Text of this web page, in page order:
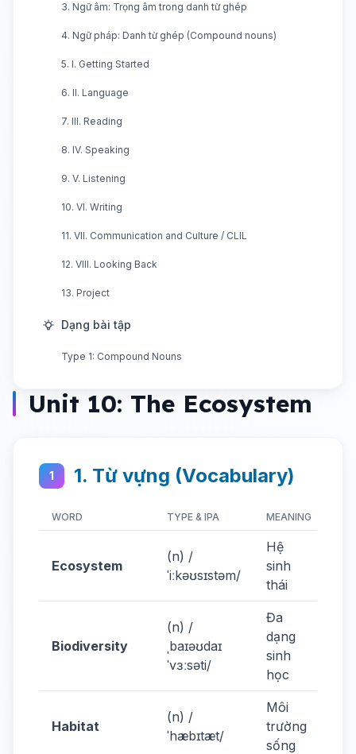
3. Ngữ âm: Trọng âm trong danh từ ghép
4. Ngữ pháp: Danh từ ghép (Compound nouns)
5. I. Getting Started
6. II. Language
7. III. Reading
8. IV. Speaking
9. V. Listening
10. VI. Writing
11. VII. Communication and Culture / CLIL
12. VIII. Looking Back
13. Project
Dạng bài tập
Type 1: Compound Nouns
Unit 10: The Ecosystem
1 1. Từ vựng (Vocabulary)
WORD TYPE & IPA MEANING
Ecosystem
(n) /
ˈiːkəʊsɪstəm/
Hệ
sinh
thái
Biodiversity
(n) /
ˌbaɪəʊdaɪ
ˈvɜːsəti/
Đa
dạng
sinh
học
Habitat
(n) /
ˈhæbɪtæt/
Môi
trường
sống